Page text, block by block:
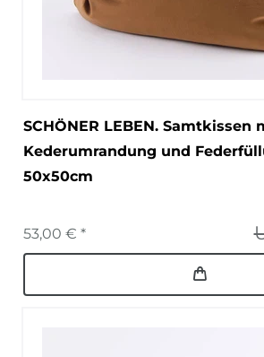
SCHÖNER LEBEN. Samtkissen
Kederumrandung und
50x50cm
53,00 € *